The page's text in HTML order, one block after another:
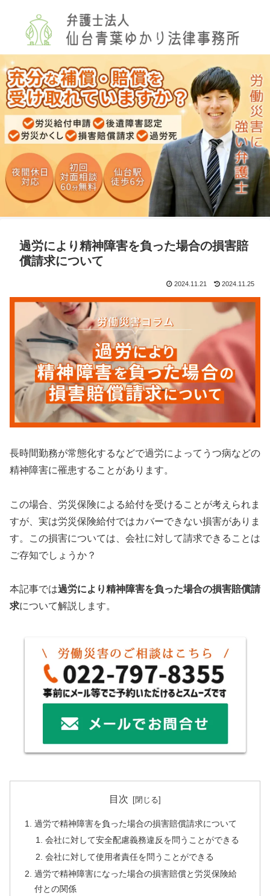
過労により精神障害を負った場合の損害賠
償請求について
2024.11.21 2024.11.25
長時間勤務が常態化するなどで過労によってうつ病などの
精神障害に罹患することがあります。
この場合、労災保険による給付を受けることが考えられま
すが、実は労災保険給付ではカバーできない損害がありま
す。この損害については、会社に対して請求できることは
ご存知でしょうか？
本記事では過労により精神障害を負った場合の損害賠償請
求について解説します。
目次
過労で精神障害を負った場合の損害賠償請求について
会社に対して安全配慮義務違反を問うことができる
会社に対して使用者責任を問うことができる
過労で精神障害になった場合の損害賠償と労災保険給
付との関係